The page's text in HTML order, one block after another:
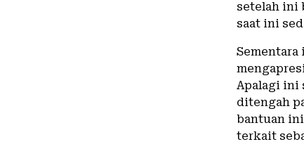
setelah ini
saat ini
Sementara
Apalagi ini
ditengah
bantuan
terkait